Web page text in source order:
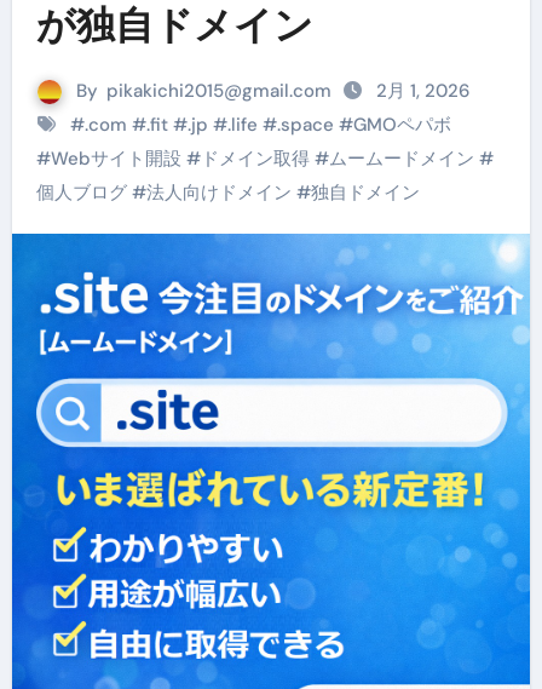
が独自ドメイン
By pikakichi2015@gmail.com
2月 1, 2026
#.com #.fit#.jp #.life #.space #GMOペパボ
#Webサイト開設 #ドメイン取得#ムームードメイン #
個人ブログ#法人向けドメイン #独自ドメイン